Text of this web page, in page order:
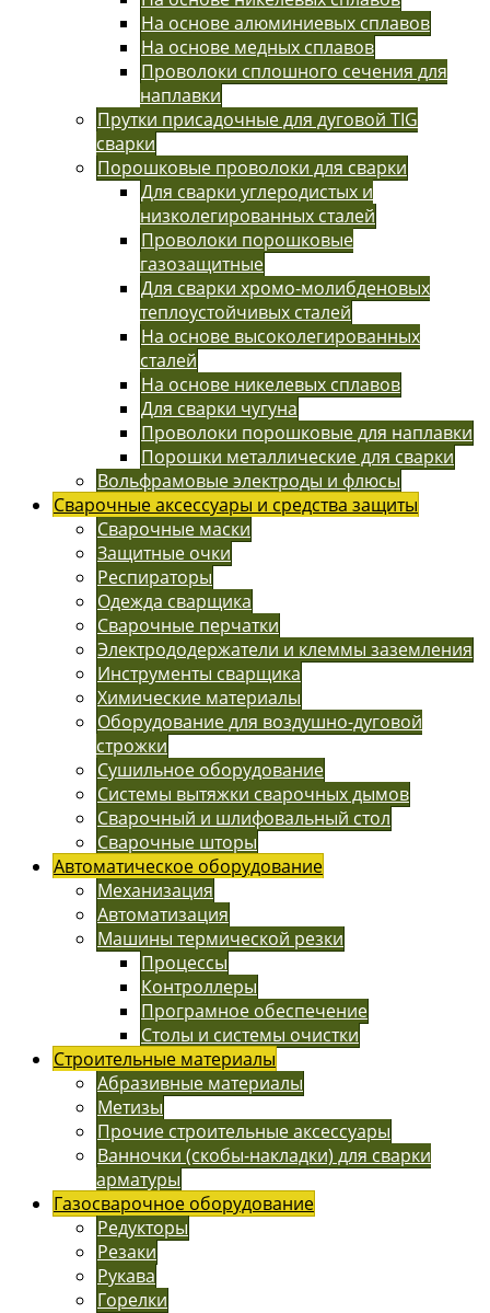
На основе алюминиевых сплавов
На основе медных сплавов
Проволоки сплошного сечения для
наплавки
Прутки присадочные для дуговой TIG
сварки
Порошковые проволоки для сварки
Для сварки углеродистых и
низколегированных сталей
Проволоки порошковые
газозащитные
Для сварки хромо-молибденовых
теплоустойчивых сталей
На основе высоколегированных
сталей
На основе никелевых сплавов
Для сварки чугуна
Проволоки порошковые для наплавки
Порошки металлические для сварки
Вольфрамовые электроды и флюсы
Сварочные аксессуары и средства защиты
Сварочные маски
Защитные очки
Респираторы
Одежда сварщика
Сварочные перчатки
Электрододержатели и клеммы заземления
Инструменты сварщика
Химические материалы
Оборудование для воздушно-дуговой
строжки
Сушильное оборудование
Системы вытяжки сварочных дымов
Сварочный и шлифовальный стол
Сварочные шторы
Автоматическое оборудование
Механизация
Автоматизация
Машины термической резки
Процессы
Контроллеры
Програмное обеспечение
Столы и системы очистки
Строительные материалы
Абразивные материалы
Метизы
Прочие строительные аксессуары
Ванночки (скобы-накладки) для сварки
арматуры
Газосварочное оборудование
Редукторы
Резаки
Рукава
Горелки